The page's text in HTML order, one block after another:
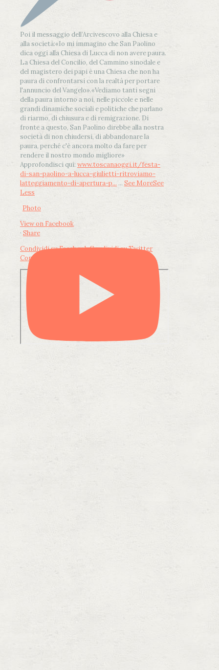
Poi il messaggio dell’Arcivescovo alla Chiesa e
alla società:«Io mi immagino che San Paolino
dica oggi alla Chiesa di Lucca di non avere paura.
La Chiesa del Concilio, del Cammino sinodale e
del magistero dei papi è una Chiesa che non ha
paura di confrontarsi con la realtà per portare
l'annuncio del Vangelo».«Vediamo tanti segni
della paura intorno a noi, nelle piccole e nelle
grandi dinamiche sociali e politiche che parlano
di riarmo, di chiusura e di remigrazione. Di
fronte a questo, San Paolino direbbe alla nostra
società di non chiudersi, di abbandonare la
paura, perché c'è ancora molto da fare per
rendere il nostro mondo migliore»
Approfondisci qui: www.toscanaoggi.it/festa-
di-san-paolino-a-lucca-giulietti-ritroviamo-
latteggiamento-di-apertura-p... ... See MoreSee
Less
Photo
View on Facebook
· Share
Condividi su FacebookCondividi su Twitter
Condividi su LinkedIn